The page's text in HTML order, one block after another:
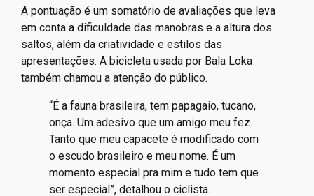
A pontuação é um somatório de avaliações que leva
em conta a dificuldade das manobras e a altura dos
saltos, além da criatividade e estilos das
apresentações. A bicicleta usada por Bala Loka
também chamou a atenção do público.
“É a fauna brasileira, tem papagaio, tucano,
onça. Um adesivo que um amigo meu fez.
Tanto que meu capacete é modificado com
o escudo brasileiro e meu nome. É um
momento especial pra mim e tudo tem que
ser especial”, detalhou o ciclista.